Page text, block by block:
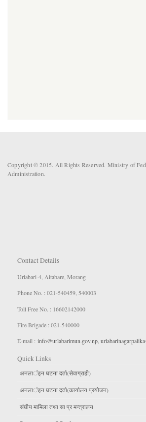
Copyright © 2015. All Rights Reserved. Ministry of
Administration.
Contact Details
Urlabari-4, Aitabare, Morang
Phone No. : 021-540459, 540003
Toll Free No. : 16602142000
Fire Brigade : 021-540000
E-mail : info@urlabarimun.gov.np,
Quick Links
अनलार्इन घटना दर्ता(सेवाग्राही)
अनलार्इन घटना दर्ता(कार्यालय प्रयाेजन)
संघीय मामिला तथा सा प्र मन्त्रालय